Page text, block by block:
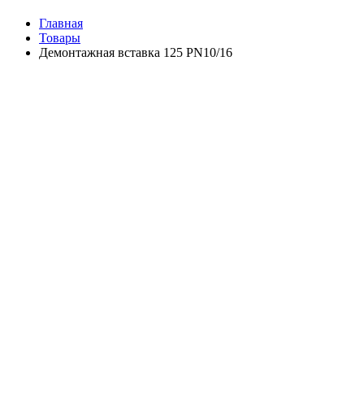
Главная
Товары
Демонтажная вставка 125 PN10/16